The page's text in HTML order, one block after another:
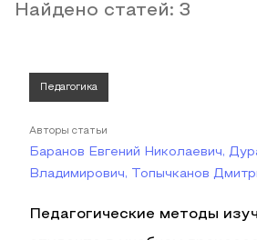
Найдено статей: 3
Педагогика
Авторы статьи
Баранов Евгений Николаевич,
Владимирович, Топычканов
Педагогические методы